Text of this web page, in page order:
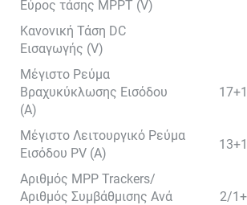
Εύρος τάσης MPPT (V)
Κανονική Τάση DC
Εισαγωγής (V)
Μέγιστο Ρεύμα
Βραχυκύκλωσης Εισόδου
(A)
Μέγιστο Λειτουργικό Ρεύμα
Εισόδου PV (A)
Αριθμός MPP Trackers/
Αριθμός Συμβάθμισης Ανά
2/